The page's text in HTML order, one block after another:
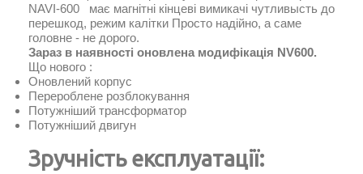
NAVI-600 має магнітні кінцеві вимикачі чутливысть до
перешкод, режим калітки Просто надійно, а саме
головне - не дорого.
Зараз в наявності оновлена модифікація NV600.
Що нового :
Оновлений корпус
Перероблене розблокування
Потужніший трансформатор
Потужніший двигун
Зручність експлуатації: